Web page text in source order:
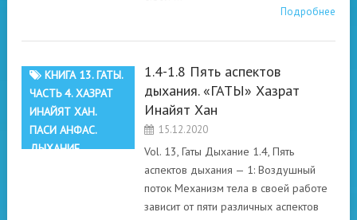
Подробнее
КНИГА 13. ГАТЫ.
ЧАСТЬ 4. ХАЗРАТ
ИНАЙЯТ ХАН.
ПАСИ АНФАС.
ДЫХАНИЕ
1.4-1.8 Пять аспектов
дыхания. «ГАТЫ» Хазрат
Инайят Хан
15.12.2020
Vol. 13, Гаты Дыхание 1.4, Пять
аспектов дыхания — 1: Воздушный
поток Механизм тела в своей работе
зависит от пяти различных аспектов